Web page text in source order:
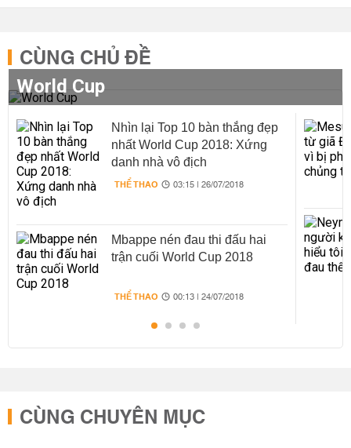
CÙNG CHỦ ĐỀ
World Cup
Nhìn lại Top 10 bàn thắng đẹp
nhất World Cup 2018: Xứng
danh nhà vô địch
THỂ THAO 03:15 | 26/07/2018
Mbappe nén đau thi đấu hai
trận cuối World Cup 2018
THỂ THAO 00:13 | 24/07/2018
CÙNG CHUYÊN MỤC